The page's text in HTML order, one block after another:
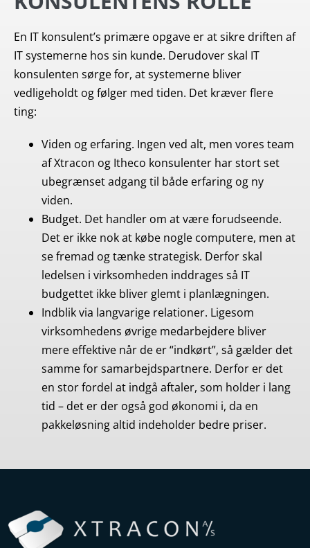
En IT konsulent’s primære opgave er at sikre driften af
IT systemerne hos sin kunde. Derudover skal IT
konsulenten sørge for, at systemerne bliver
vedligeholdt og følger med tiden. Det kræver flere
ting:
Viden og erfaring. Ingen ved alt, men vores team
af Xtracon og Itheco konsulenter har stort set
ubegrænset adgang til både erfaring og ny
viden.
Budget. Det handler om at være forudseende.
Det er ikke nok at købe nogle computere, men at
se fremad og tænke strategisk. Derfor skal
ledelsen i virksomheden inddrages så IT
budgettet ikke bliver glemt i planlægningen.
Indblik via langvarige relationer. Ligesom
virksomhedens øvrige medarbejdere bliver
mere effektive når de er “indkørt”, så gælder det
samme for samarbejdspartnere. Derfor er det
en stor fordel at indgå aftaler, som holder i lang
tid – det er der også god økonomi i, da en
pakkeløsning altid indeholder bedre priser.